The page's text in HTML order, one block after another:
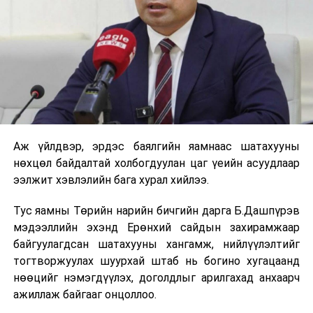
дэвсгэртүүд дээр вирус амьдрах чадвартай эсэхийг
хараахан тогтоогоогүй бөгөөд бэлэн мөнгөний
гүйлгээнд хориг тавих талаар хэлэлцэж байна.
ДЭМБ-аас бэлэн мөнгөний талаар албан ёсны байр
суурь илэрхийлээгүй байгаа ч тус байгууллагын
төлөөлөгч Их Британийн Daily Telegraph сонинд
“COVID-19 вирус нь хэд хоногийн турш цаасан
мөнгөн дэвсгэрт дээр амьдрах чавартай, халдвар
авах магадлалыг нэмэгдүүлэх эрсдэлтэй тул цахим
төлбөрийн системийг ашиглах нь зүйтэй” хэмээсэн.
адил бизнес болон худалдаа эрхлэгчдэд бэлэн
мөнгөний хэрэглээг багасгаж, дижитал банк
ашиглахыг уриалж байна.
Монголын банк санхүүгийн байгууллагуудын зүгээс
ч гэсэн энэ төрлийн уриалга гаргаад байгаа бөгөөд
Аж үйлдвэр, эрдэс баялгийн яамнаас шатахууны
нөхцөл байдалтай холбогдуулан цаг үеийн асуудлаар
ээлжит хэвлэлийн бага хурал хийлээ.
Тус яамны Төрийн нарийн бичгийн дарга Б.Дашпүрэв
мэдээллийн эхэнд Ерөнхий сайдын захирамжаар
байгуулагдсан шатахууны хангамж, нийлүүлэлтийг
тогтворжуулах шуурхай штаб нь богино хугацаанд
нөөцийг нэмэгдүүлэх, доголдлыг арилгахад анхаарч
ажиллаж байгааг онцоллоо.